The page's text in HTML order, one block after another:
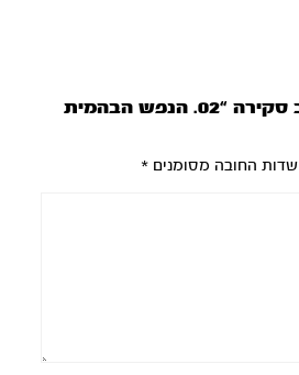
היה הראשון לכתוב סקירה “02. הנפש הבהמית
שדות החובה מסומנים*